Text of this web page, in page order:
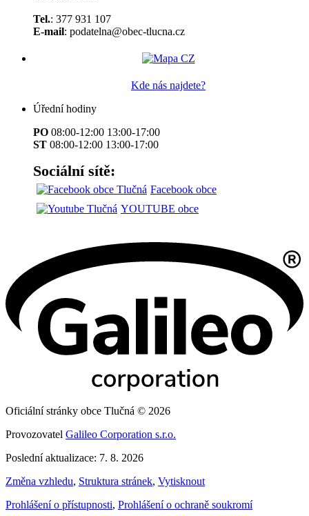
Tel.: 377 931 107
E-mail: podatelna@obec-tlucna.cz
Kde nás najdete?
Úřední hodiny
PO 08:00-12:00 13:00-17:00
ST 08:00-12:00 13:00-17:00
Sociální sítě:
Facebook obce
YOUTUBE obce
Oficiální stránky obce Tlučná © 2026
Provozovatel Galileo Corporation s.r.o.
Poslední aktualizace: 7. 8. 2026
Změna vzhledu, Struktura stránek, Vytisknout
Prohlášení o přístupnosti, Prohlášení o ochraně soukromí